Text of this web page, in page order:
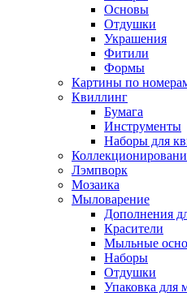
Основы
Отдушки
Украшения
Фитили
Формы
Картины по
Квиллинг
Бумага
Инструменты
Наборы для
Лэмпворк
Мозаика
Мыловарение
Дополнения
Красители
Мыльные
Наборы
Отдушки
Упаковка для